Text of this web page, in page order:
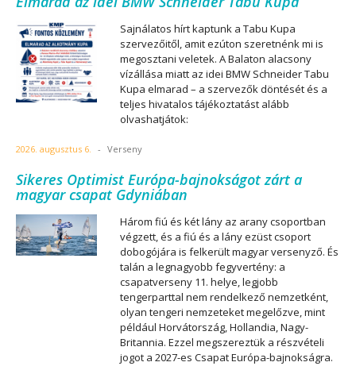
Sajnálatos hírt kaptunk a Tabu Kupa
szervezőitől, amit ezúton szeretnénk mi is
megosztani veletek. A Balaton alacsony
vízállása miatt az idei BMW Schneider Tabu
Kupa elmarad – a szervezők döntését és a
teljes hivatalos tájékoztatást alább
olvashatjátok:
2026. augusztus 6. - Verseny
Sikeres Optimist Európa-bajnokságot zárt a
magyar csapat Gdyniában
Három fiú és két lány az arany csoportban
végzett, és a fiú és a lány ezüst csoport
dobogójára is felkerült magyar versenyző. És
talán a legnagyobb fegyvertény: a
csapatverseny 11. helye, legjobb
tengerparttal nem rendelkező nemzetként,
olyan tengeri nemzeteket megelőzve, mint
például Horvátország, Hollandia, Nagy-
Britannia. Ezzel megszereztük a részvételi
jogot a 2027-es Csapat Európa-bajnokságra.